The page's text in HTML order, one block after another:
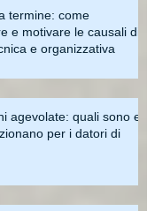
termine: come
e motivare le causali di
e organizzativa
agevolate: quali sono e
per i datori di